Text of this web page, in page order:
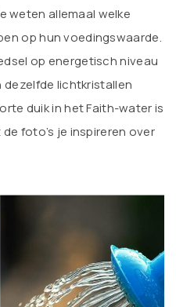
weten allemaal welke
op hun voedingswaarde.
op energetisch niveau
dezelfde lichtkristallen
duik in het Faith-water is
foto’s je inspireren over